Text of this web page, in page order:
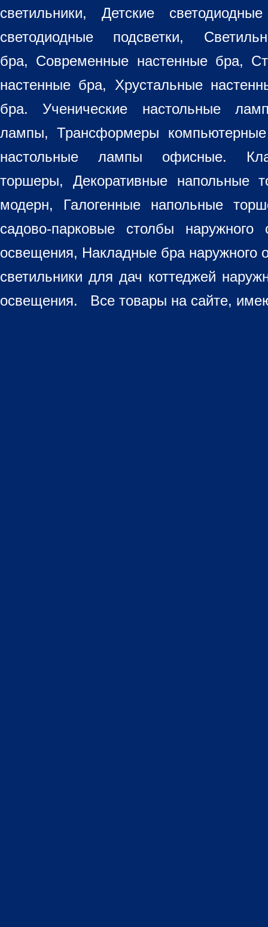
светильники, Детские
светодиодные подсветки,
бра, Современные настенные бра,
настенные бра, Хрустальные
бра. Ученические настольные
лампы, Трансформеры
настольные лампы офисные.
торшеры, Декоративные напольные
модерн, Галогенные напольные
садово-парковые столбы
освещения, Накладные бра наружного
светильники для дач коттеджей
освещения. Все товары на сайте,